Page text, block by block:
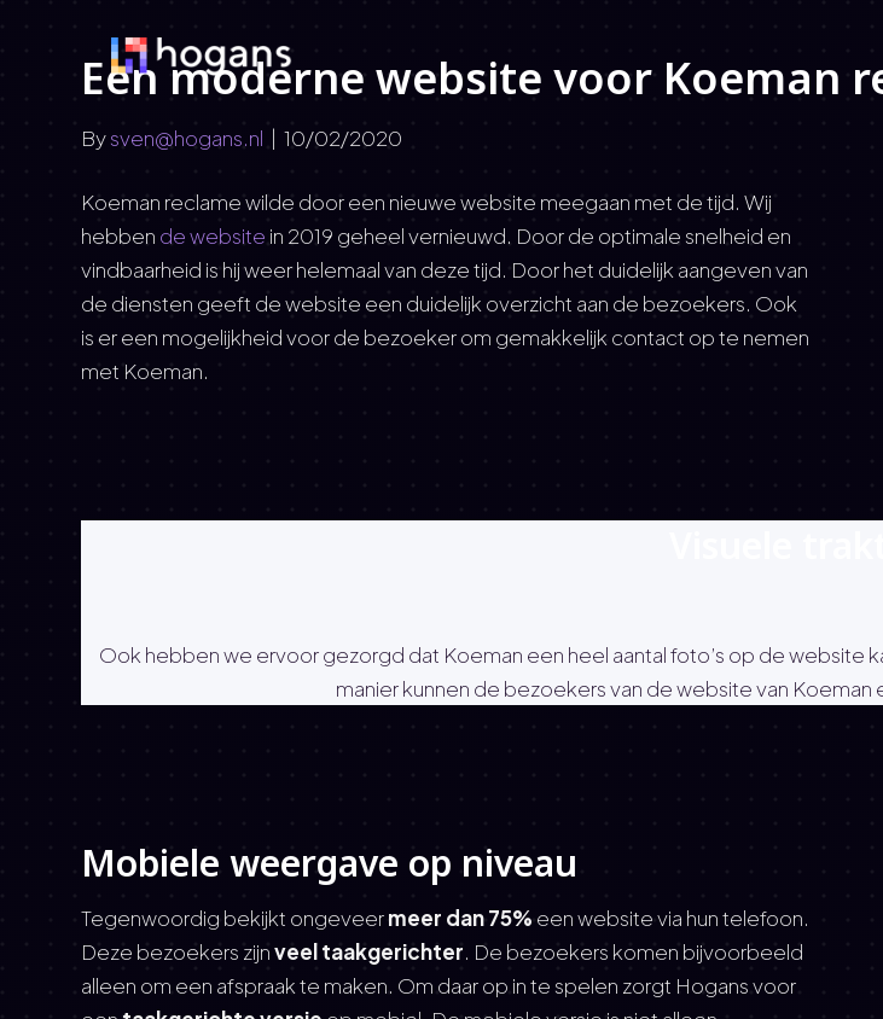
Een moderne website voor Koeman
Bysven@hogans.nl | 10/02/2020
Koeman reclame wilde door een nieuwe website meegaan met de tijd. Wij
hebben de website in 2019 geheel vernieuwd. Door de optimale snelheid en
vindbaarheid is hij weer helemaal van deze tijd. Door het duidelijk aangeven van
de diensten geeft de website een duidelijk overzicht aan de bezoekers. Ook
is er een mogelijkheid voor de bezoeker om gemakkelijk contact op te nemen
met Koeman.
Ook hebben we ervoor gezorgd dat Koeman een heel aantal foto’s op de
manier kunnen de bezoekers van de website van
Mobiele weergave op niveau
Tegenwoordig bekijkt ongeveermeer dan 75% een website via hun telefoon.
Deze bezoekers zijnveel taakgerichter. De bezoekers komen bijvoorbeeld
alleen om een afspraak te maken. Om daar op in te spelen zorgt Hogans voor